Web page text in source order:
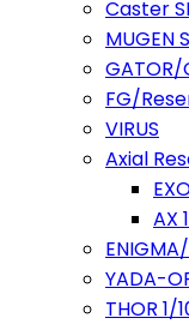
Caster
MUGEN
GATOR/
FG/
VIRUS
Axial
AX
YADA-
THOR 1/